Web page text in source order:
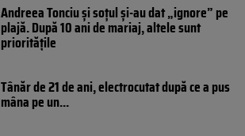
Andreea Tonciu și soțul și-au dat „ignore” pe
plajă. După 10 ani de mariaj, altele sunt
prioritățile
Tânăr de 21 de ani, electrocutat după ce a pus
mâna pe un...